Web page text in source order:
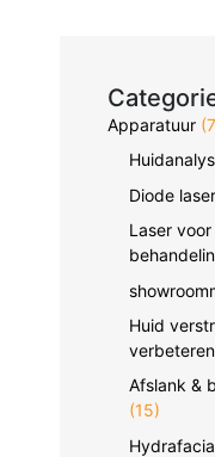
Apparatuur
Diode
Laser
Huid
Afslank &
(15)